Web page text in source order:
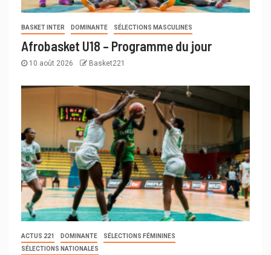
BASKET INTER DOMINANTE SÉLECTIONS MASCULINES
Afrobasket U18 – Programme du jour
10 août 2026 Basket221
ACTUS 221 DOMINANTE
SÉLECTIONS FÉMININES
SÉLECTIONS NATIONALES